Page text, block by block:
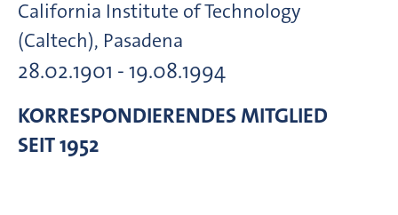
California Institute of Technology
(Caltech), Pasadena
28.02.1901 - 19.08.1994
KORRESPONDIERENDES MITGLIED
SEIT 1952